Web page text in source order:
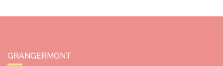
GRANGERMONT